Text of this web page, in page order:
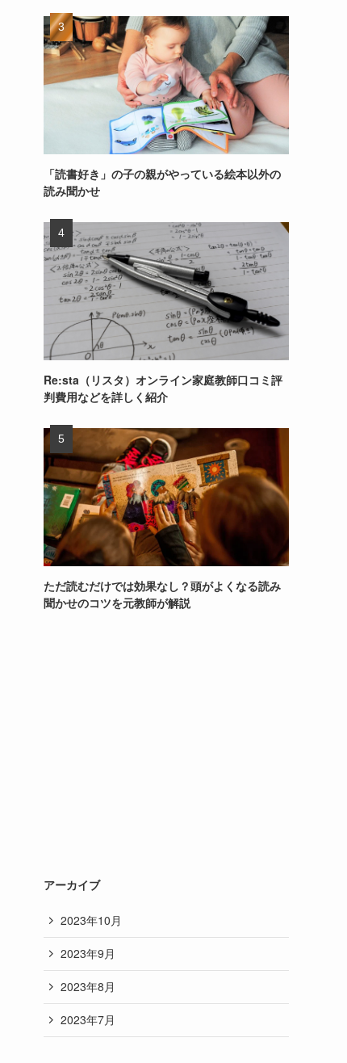
「読書好き」の子の親がやっている絵本以外の
読み聞かせ
Re:sta（リスタ）オンライン家庭教師口コミ評
判費用などを詳しく紹介
ただ読むだけでは効果なし？頭がよくなる読み
聞かせのコツを元教師が解説
アーカイブ
2023年10月
2023年9月
2023年8月
2023年7月